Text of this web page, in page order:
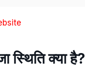
स्थिति क्या है?